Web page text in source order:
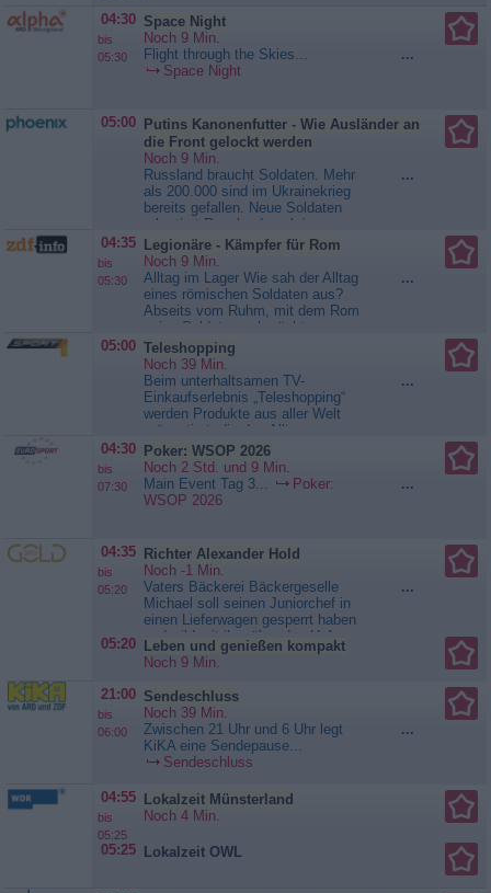
beweisen, dass sie wieder voll...
The Rookie
04:30
bis
05:30
Space Night
Noch 9 Min.
Flight through the Skies...
Space Night
...
05:00
Putins Kanonenfutter - Wie Ausländer an
die Front gelockt werden
Noch 9 Min.
Russland braucht Soldaten. Mehr
als 200.000 sind im Ukrainekrieg
bereits gefallen. Neue Soldaten
rekrutiert Russland auch im
Ausland - manchmal mit sehr
fragwürdigen Mitteln.Eine Gruppe
Inder reiste nach Russland. Sie
wollten Urlaub machen. Am Ende
fanden sie sich an der Front wieder
-...
Putins Kanonenfutter - Wie
Ausländer an die Front gelockt
werden
...
04:35
bis
05:30
Legionäre - Kämpfer für Rom
Noch 9 Min.
Alltag im Lager Wie sah der Alltag
eines römischen Soldaten aus?
Abseits vom Ruhm, mit dem Rom
seine Soldaten schmückte, war
das Leben von harter Arbeit und
strengen Regeln geprägt. Die
Legionäre genossen die Vorteile
der regelmäßigen Verpflegung, der
finanziellen Sicherheit und des
Schutzes der Lagerstrukturen....
Legionäre - Kämpfer für Rom
...
05:00 Teleshopping
Noch 39 Min.
Beim unterhaltsamen TV-
Einkaufserlebnis „Teleshopping“
werden Produkte aus aller Welt
präsentiert, die den Alltag
erleichtern. Das umfassende
Portfolio beinhaltet die neuesten
Produkte aus den Bereichen
Fitness, Freizeit, Wellness,
...
04:30
bis
07:30
Poker: WSOP 2026
Noch 2 Std. und 9 Min.
Main Event Tag 3...
Poker:
WSOP 2026
...
04:35
bis
05:20
Richter Alexander Hold
Noch -1 Min.
Vaters Bäckerei Bäckergeselle
Michael soll seinen Juniorchef in
einen Lieferwagen gesperrt haben
und wild mit ihm über den Hof
gefahren sein, sodass Eberhard
heftig hin und her geschleudert
später konnte das Opfer befreit
werden. Hat Michael die Tat
begangen, weil Eberhard...
Richter Alexander Hold
...
05:20 Leben und genießen kompakt
Noch 9 Min.
21:00
bis
06:00
Sendeschluss
Noch 39 Min.
Zwischen 21 Uhr und 6 Uhr legt
KiKA eine Sendepause...
Sendeschluss
...
04:55
bis
05:25
Lokalzeit Münsterland
Noch 4 Min.
05:25 Lokalzeit OWL